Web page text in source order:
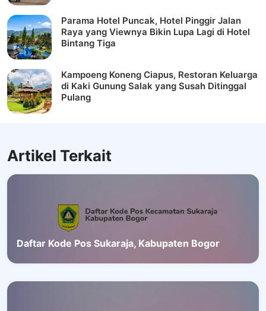
Parama Hotel Puncak, Hotel Pinggir Jalan
Raya yang Viewnya Bikin Lupa Lagi di Hotel
Bintang Tiga
Kampoeng Koneng Ciapus, Restoran Keluarga
di Kaki Gunung Salak yang Susah Ditinggal
Pulang
Artikel Terkait
Daftar Kode Pos Sukaraja, Kabupaten Bogor